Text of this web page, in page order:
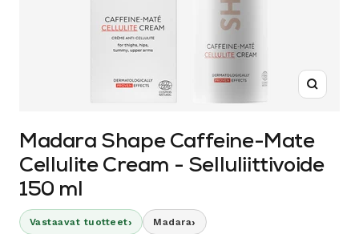
Madara Shape Caffeine-Mate
Cellulite Cream - Selluliittivoide
150 ml
Vastaavat tuotteet› Madara›